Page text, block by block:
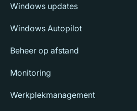
Windows updates
Windows Autopilot
Beheer op afstand
Monitoring
Werkplekmanagement